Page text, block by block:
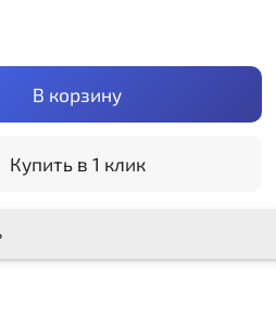
В корзину
Купить в 1 клик